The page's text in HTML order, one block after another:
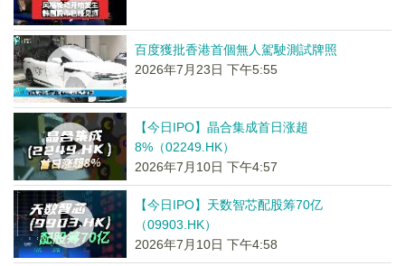
百度獲批香港首個無人駕駛測試牌照
2026年7月23日 下午5:55
【今日IPO】晶合集成首日涨超
8%（02249.HK）
2026年7月10日 下午4:57
【今日IPO】天数智芯配股筹70亿
（09903.HK）
2026年7月10日 下午4:58